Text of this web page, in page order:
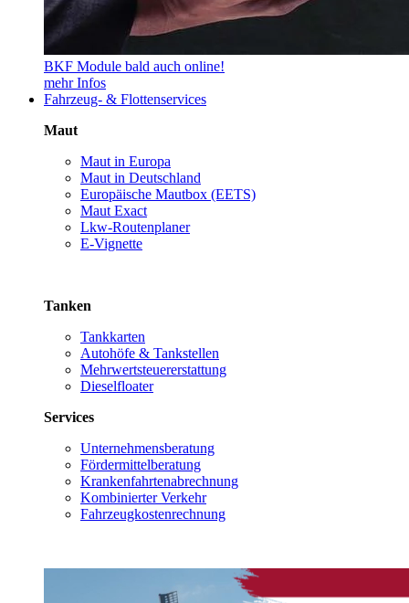
BKF Module bald auch online!
mehr Infos
Fahrzeug- & Flottenservices
Maut
Maut in Europa
Maut in Deutschland
Europäische Mautbox (EETS)
Maut Exact
Lkw-Routenplaner
E-Vignette
Tanken
Tankkarten
Autohöfe & Tankstellen
Mehrwertsteuererstattung
Dieselfloater
Services
Unternehmensberatung
Fördermittelberatung
Krankenfahrtenabrechnung
Kombinierter Verkehr
Fahrzeugkostenrechnung